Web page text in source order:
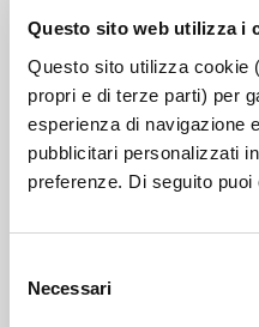
Questo sito web utilizza i
Questo sito utilizza cookie
propri e di terze parti) per
esperienza di navigazione
pubblicitari personalizzati
preferenze. Di seguito
delNecessari
Bandi di gara e contratti
Bilanci
Beni immobili e gestione